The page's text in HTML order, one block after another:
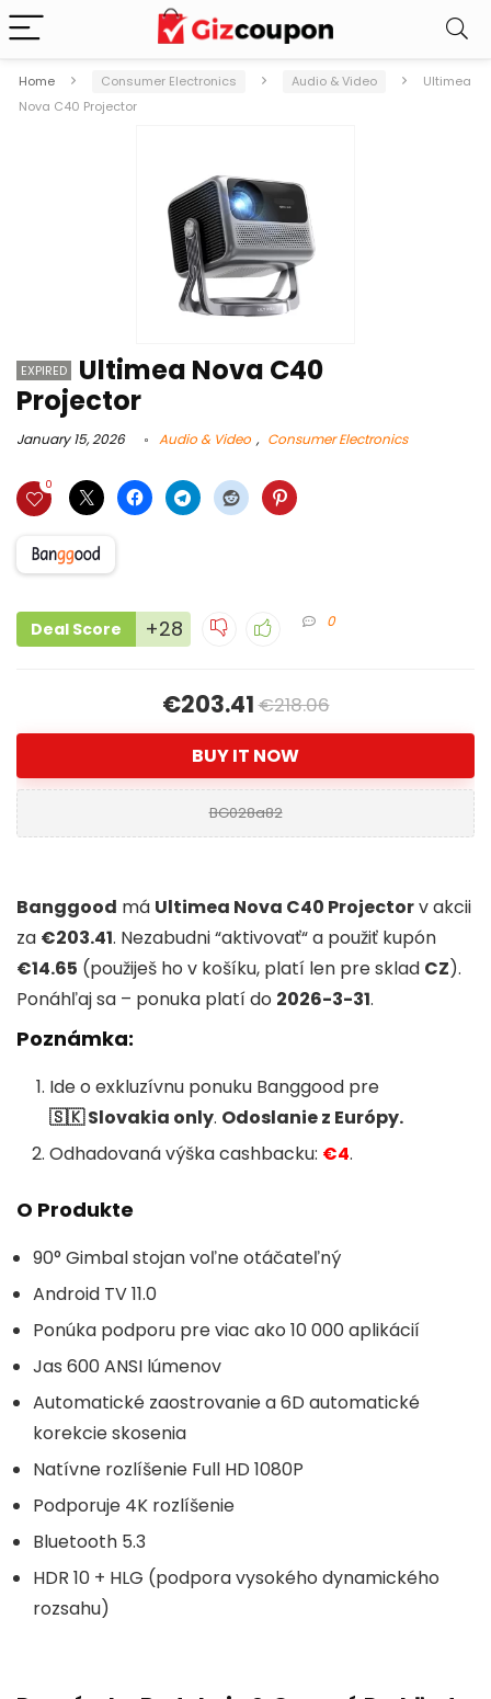
Home Consumer Electronics Audio & Video
Ultimea
Nova C40 Projector
EXPIRED
Ultimea Nova C40
Projector
January 15, 2026 Audio & Video , Consumer Electronics
0
Deal Score +28 0
€203.41€218.06
BUY IT NOW
BG028a82
Banggood má Ultimea Nova C40 Projectorv akcii
za €203.41. Nezabudni “aktivovať“ a použiť kupón
€14.65 (použiješ ho v košíku, platí len pre sklad CZ).
Ponáhľaj sa – ponuka platí do 2026-3-31.
Poznámka:
Ide o exkluzívnu ponuku Banggood pre
🇸🇰 Slovakia only. Odoslanie z Európy.
Odhadovaná výška cashbacku: €4.
O Produkte
90° Gimbal stojan voľne otáčateľný
Android TV 11.0
Ponúka podporu pre viac ako 10 000 aplikácií
Jas 600 ANSI lúmenov
Automatické zaostrovanie a 6D automatické
korekcie skosenia
Natívne rozlíšenie Full HD 1080P
Podporuje 4K rozlíšenie
Bluetooth 5.3
HDR 10 + HLG (podpora vysokého dynamického
rozsahu)